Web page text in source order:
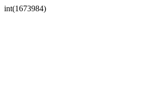
int(1673984)